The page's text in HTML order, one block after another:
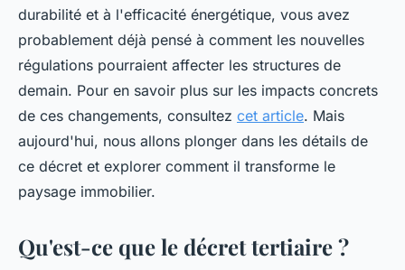
durabilité et à l'efficacité énergétique, vous avez
probablement déjà pensé à comment les nouvelles
régulations pourraient affecter les structures de
demain. Pour en savoir plus sur les impacts concrets
de ces changements, consultez cet article. Mais
aujourd'hui, nous allons plonger dans les détails de
ce décret et explorer comment il transforme le
paysage immobilier.
Qu'est-ce que le décret tertiaire ?